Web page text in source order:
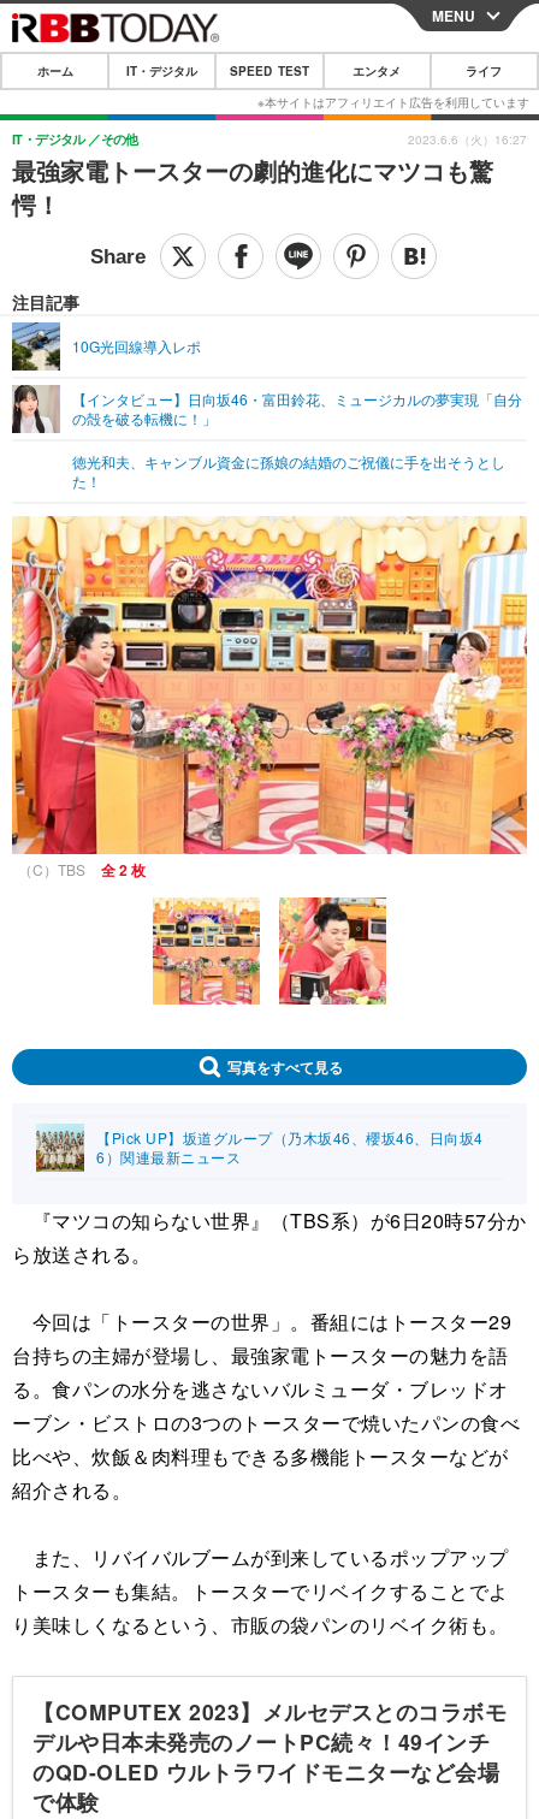
CLOSE
ホーム
IT・デジタル
IT・デジタルTOP スマートフォン
ショッピング その他
SPEED TEST
エンタメTOP 映画・ドラマ
グラビア
ショッピング その他
ライフTOP
その他
リリース一覧
プッシュ通知の停止方法
MENU
ホーム IT・デジタル SPEED TEST エンタメ ライフ
最強家電トースターの劇的進化にマツコも驚
愕！
IT・デジタル その他
注目記事
10G光回線導入レポ
【インタビュー】日向坂46・富田鈴花、ミュージカルの夢実現「自分
の殻を破る転機に！」
徳光和夫、キャンブル資金に孫娘の結婚のご祝儀に手を出そうとし
た！
2023.6.6（火）16:27
（C）TBS 全 2 枚
写真をすべて見る
【Pick UP】坂道グループ（乃木坂46、櫻坂46、日向坂4
6）関連最新ニュース
『マツコの知らない世界』（TBS系）が6日20時57分か
ら放送される。
今回は「トースターの世界」。番組にはトースター29
台持ちの主婦が登場し、最強家電トースターの魅力を語
る。食パンの水分を逃さないバルミューダ・ブレッドオ
ーブン・ビストロの3つのトースターで焼いたパンの食べ
比べや、炊飯＆肉料理もできる多機能トースターなどが
紹介される。
また、リバイバルブームが到来しているポップアップ
トースターも集結。トースターでリベイクすることでよ
り美味しくなるという、市販の袋パンのリベイク術も。
【COMPUTEX 2023】メルセデスとのコラボモ
デルや日本未発売のノートPC続々！49インチ
のQD-OLED ウルトラワイドモニターなど会場
で体験